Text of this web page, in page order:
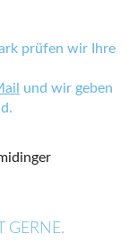
prüfen wir Ihre
und wir geben
GERNE.